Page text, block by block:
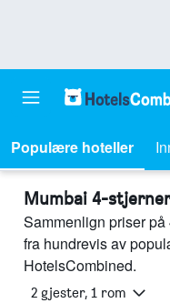
Populære hoteller
Mumbai 4-
Sammenlign priser
fra hundrevis av
HotelsCombined.
2 gjester, 1 rom